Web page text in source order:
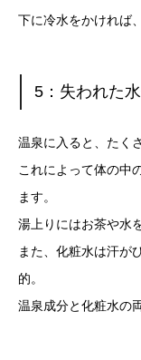
下に冷水をかければ
5：失われた
温泉に入ると、たく
これによって体の中
ます。
湯上りにはお茶や水
また、化粧水は汗が
的。
温泉成分と化粧水の